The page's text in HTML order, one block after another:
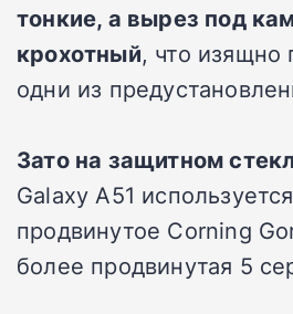
тонкие, а вырез под
крохотный, что изящно
одни из
Зато на защитном
Galaxy A51
продвинутое Corning
более продвинутая 5